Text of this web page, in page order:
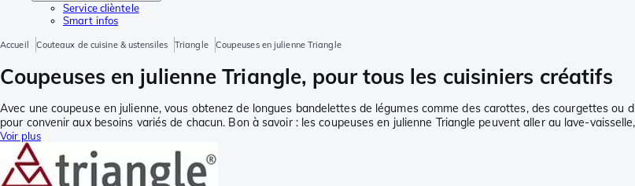
Service clièntele
Smart infos
Accueil Couteaux de cuisine & ustensiles Triangle Coupeuses en julienne Triangle
Coupeuses en julienne Triangle, pour tous les cuisiniers créatifs
Avec une coupeuse en julienne, vous obtenez de longues bandelettes de légumes comme des carottes, des courgettes
pour convenir aux besoins variés de chacun. Bon à savoir : les coupeuses en julienne Triangle peuvent aller au lave-
Voir plus